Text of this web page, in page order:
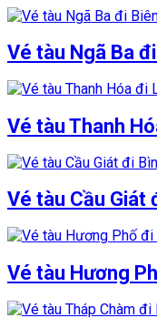
Vé tàu Ngã Ba
Vé tàu Thanh
Vé tàu Cầu Giát
Vé tàu Hương